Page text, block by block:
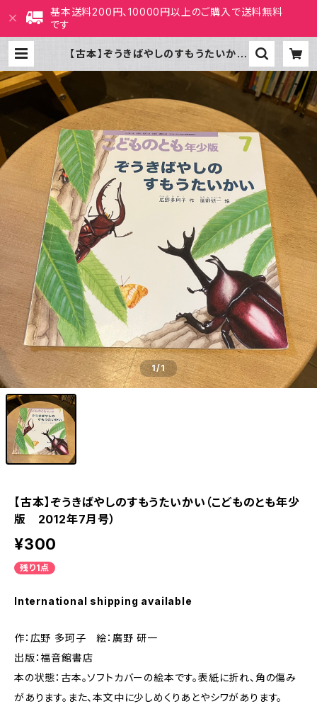
基本送料200円、10000円以上のご購入で送料無料
です
【古本】ぞうきばやしのすもうたいかい
号） | ホホホ座 西田辺 絵本・新刊
1/1
【古本】ぞうきばやしのすもうたいかい（こどものとも年少
版 2012年7月号）
¥300
残り1点
International shipping available
作：広野 多珂子 絵：廣野 研一
出版：福音館書店
本の状態：古本。ソフトカバーの絵本です。表紙に折れ、角の傷み
があります。また、本文中に少しめくりあとやシワがあります。